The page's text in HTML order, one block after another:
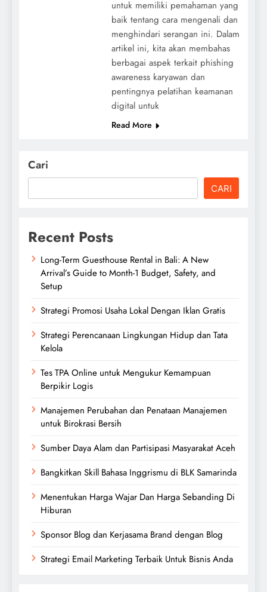
untuk memiliki pemahaman yang
baik tentang cara mengenali dan
menghindari serangan ini. Dalam
artikel ini, kita akan membahas
berbagai aspek terkait phishing
awareness karyawan dan
pentingnya pelatihan keamanan
digital untuk
Read More
Cari
CARI
Recent Posts
Long-Term Guesthouse Rental in Bali: A New
Arrival’s Guide to Month-1 Budget, Safety, and
Setup
Strategi Promosi Usaha Lokal Dengan Iklan Gratis
Strategi Perencanaan Lingkungan Hidup dan Tata
Kelola
Tes TPA Online untuk Mengukur Kemampuan
Berpikir Logis
Manajemen Perubahan dan Penataan Manajemen
untuk Birokrasi Bersih
Sumber Daya Alam dan Partisipasi Masyarakat Aceh
Bangkitkan Skill Bahasa Inggrismu di BLK Samarinda
Menentukan Harga Wajar Dan Harga Sebanding Di
Hiburan
Sponsor Blog dan Kerjasama Brand dengan Blog
Strategi Email Marketing Terbaik Untuk Bisnis Anda